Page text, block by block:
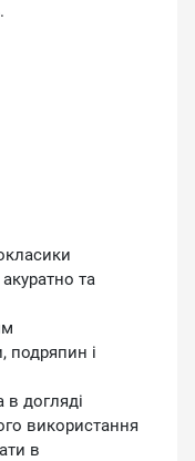
та
подряпин і
догляді
використання
в